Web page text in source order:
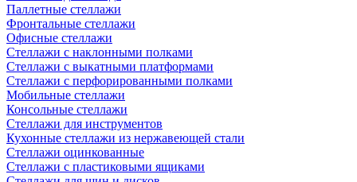
Паллетные стеллажи
Фронтальные стеллажи
Офисные стеллажи
Стеллажи с наклонными полками
Стеллажи с выкатными платформами
Стеллажи с перфорированными полками
Мобильные стеллажи
Консольные стеллажи
Стеллажи для инструментов
Кухонные стеллажи из нержавеющей стали
Стеллажи оцинкованные
Стеллажи с пластиковыми ящиками